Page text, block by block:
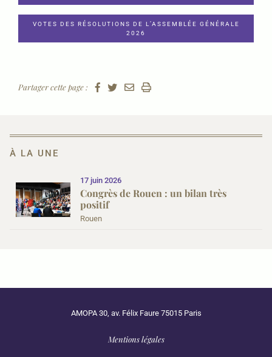
VOTES DES RÉSOLUTIONS DE L’ASSEMBLÉE GÉNÉRALE
2026
Partager cette page :
À LA UNE
17 juin 2026
Congrès de Rouen : un bilan très
positif
Rouen
AMOPA 30, av. Félix Faure 75015 Paris
Mentions légales